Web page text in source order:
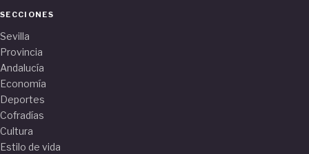
SECCIONES
Sevilla
Provincia
Andalucía
Economía
Deportes
Cofradías
Cultura
Estilo de vida